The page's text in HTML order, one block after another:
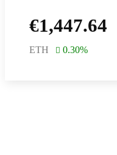
€1,447.64
ETH 0.30%